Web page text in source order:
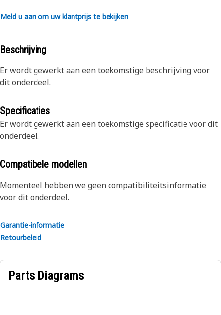
Meld u aan om uw klantprijs te bekijken
Beschrijving
Er wordt gewerkt aan een toekomstige beschrijving voor
dit onderdeel.
Specificaties
Er wordt gewerkt aan een toekomstige specificatie voor dit
onderdeel.
Compatibele modellen
Momenteel hebben we geen compatibiliteitsinformatie
voor dit onderdeel.
Garantie-informatie
Retourbeleid
Parts Diagrams